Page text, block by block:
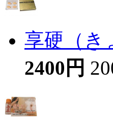
享硬（き
2400円